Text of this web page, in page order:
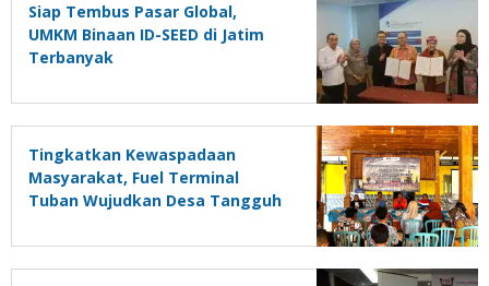
Siap Tembus Pasar Global,
UMKM Binaan ID-SEED di Jatim
Terbanyak
Tingkatkan Kewaspadaan
Masyarakat, Fuel Terminal
Tuban Wujudkan Desa Tangguh